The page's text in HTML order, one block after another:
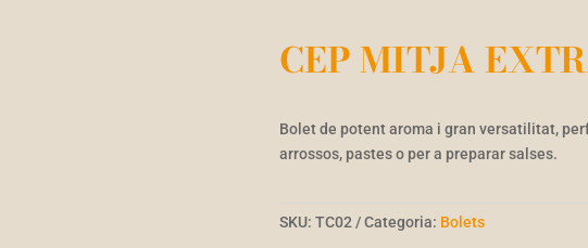
CEP MITJA
Bolet de potent aroma i gran versatilitat,
arrossos, pastes o per a preparar salses.
SKU:TC02 Categoria: Bolets